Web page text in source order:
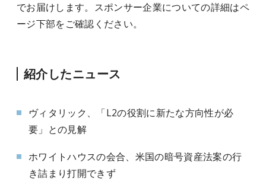
でお届けします。 スポンサー企業についての詳細はペ
ージ下部をご確認ください。
紹介したニュース
ヴィタリック、「L2の役割に新たな方向性が必
要」との見解
ホワイトハウスの会合、米国の暗号資産法案の行
き詰まり打開できず